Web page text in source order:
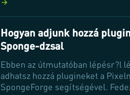
Hogyan adjunk hozzá
Sponge-dzsal
Ebben az útmutatóban lépésr?l
adhatsz hozzá plugineket a
SpongeForge segítségével.